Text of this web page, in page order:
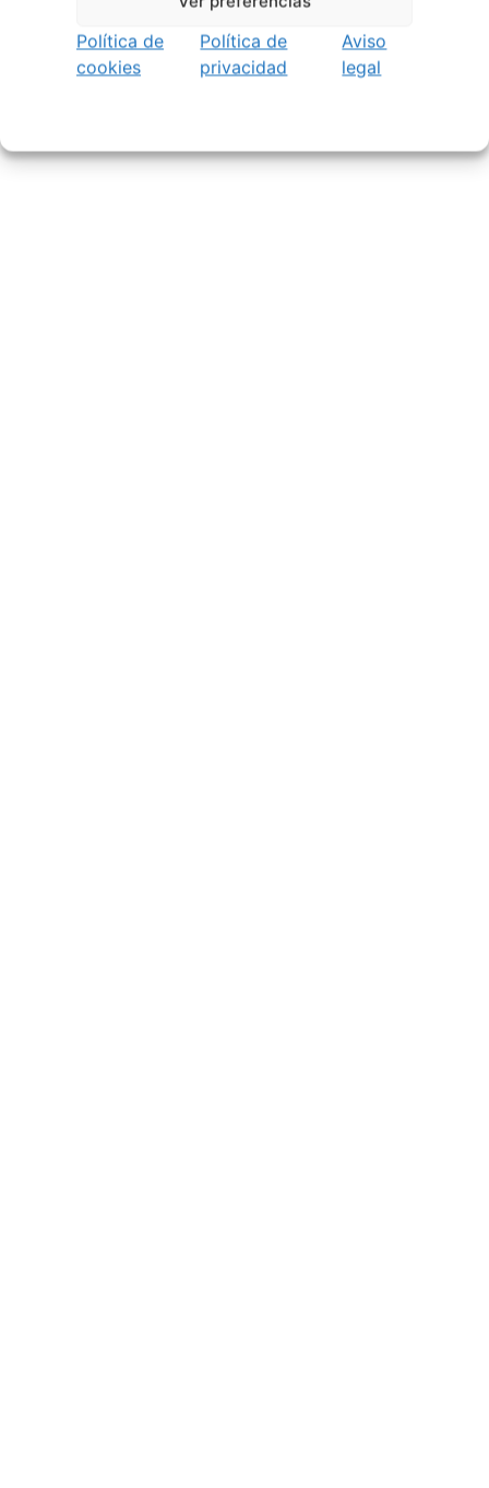
Política de
cookies
Política de
privacidad
Aviso
legal